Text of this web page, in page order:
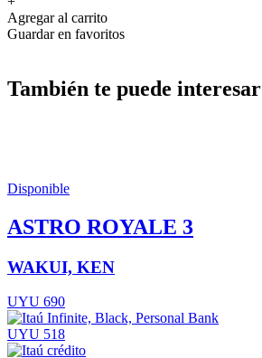
Agregar al carrito
Guardar en favoritos
También te puede interesar
Disponible
ASTRO ROYALE 3
WAKUI, KEN
UYU 690
UYU 518